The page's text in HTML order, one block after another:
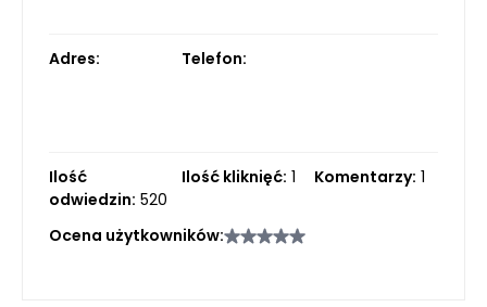
Adres: Telefon:
Ilość
odwiedzin: 520
Ilość kliknięć: 1 Komentarzy: 1
Ocena użytkowników: